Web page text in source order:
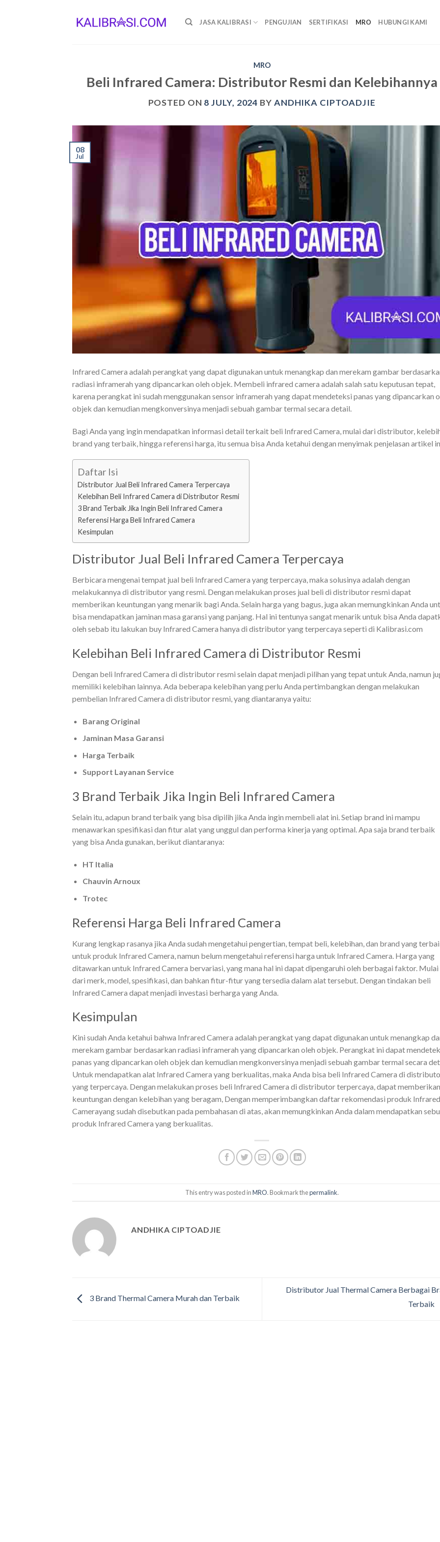
JASA KALIBRASI PENGUJIAN SERTIFIKASI MRO HUBUNGI KAMI
MRO
Beli Infrared Camera: Distributor Resmi dan Kelebihannya
POSTED ON 8 JULY, 2024 BY ANDHIKA CIPTOADJIE
08
Jul
Infrared Camera adalah perangkat yang dapat digunakan untuk menangkap dan merekam gambar
radiasi inframerah yang dipancarkan oleh objek. Membeli infrared camera adalah salah satu keputusan tepat,
karena perangkat ini sudah menggunakan sensor inframerah yang dapat mendeteksi panas yang dipancarkan
objek dan kemudian mengkonversinya menjadi sebuah gambar termal secara detail.
Bagi Anda yang ingin mendapatkan informasi detail terkait beli Infrared Camera, mulai dari distributor,
brand yang terbaik, hingga referensi harga, itu semua bisa Anda ketahui dengan menyimak penjelasan artikel
Daftar Isi
Distributor Jual Beli Infrared Camera Terpercaya
Kelebihan Beli Infrared Camera di Distributor Resmi
3 Brand Terbaik Jika Ingin Beli Infrared Camera
Referensi Harga Beli Infrared Camera
Kesimpulan
Distributor Jual Beli Infrared Camera Terpercaya
Berbicara mengenai tempat jual beli Infrared Camera yang terpercaya, maka solusinya adalah dengan
melakukannya di distributor yang resmi. Dengan melakukan proses jual beli di distributor resmi dapat
memberikan keuntungan yang menarik bagi Anda. Selain harga yang bagus, juga akan memungkinkan Anda
bisa mendapatkan jaminan masa garansi yang panjang. Hal ini tentunya sangat menarik untuk bisa Anda
oleh sebab itu lakukan buy Infrared Camera hanya di distributor yang terpercaya seperti di Kalibrasi.com
Kelebihan Beli Infrared Camera di Distributor Resmi
Dengan beli Infrared Camera di distributor resmi selain dapat menjadi pilihan yang tepat untuk Anda, namun
memiliki kelebihan lainnya. Ada beberapa kelebihan yang perlu Anda pertimbangkan dengan melakukan
pembelian Infrared Camera di distributor resmi, yang diantaranya yaitu:
Barang Original
Jaminan Masa Garansi
Harga Terbaik
Support Layanan Service
3 Brand Terbaik Jika Ingin Beli Infrared Camera
Selain itu, adapun brand terbaik yang bisa dipilih jika Anda ingin membeli alat ini. Setiap brand ini mampu
menawarkan spesifikasi dan fitur alat yang unggul dan performa kinerja yang optimal. Apa saja brand terbaik
yang bisa Anda gunakan, berikut diantaranya:
HT Italia
Chauvin Arnoux
Trotec
Referensi Harga Beli Infrared Camera
Kurang lengkap rasanya jika Anda sudah mengetahui pengertian, tempat beli, kelebihan, dan brand yang
untuk produk Infrared Camera, namun belum mengetahui referensi harga untuk Infrared Camera. Harga yang
ditawarkan untuk Infrared Camera bervariasi, yang mana hal ini dapat dipengaruhi oleh berbagai faktor. Mulai
dari merk, model, spesifikasi, dan bahkan fitur-fitur yang tersedia dalam alat tersebut. Dengan tindakan beli
Infrared Camera dapat menjadi investasi berharga yang Anda.
Kesimpulan
Kini sudah Anda ketahui bahwa Infrared Camera adalah perangkat yang dapat digunakan untuk menangkap
merekam gambar berdasarkan radiasi inframerah yang dipancarkan oleh objek. Perangkat ini dapat
panas yang dipancarkan oleh objek dan kemudian mengkonversinya menjadi sebuah gambar termal secara
Untuk mendapatkan alat Infrared Camera yang berkualitas, maka Anda bisa beli Infrared Camera di
yang terpercaya. Dengan melakukan proses beli Infrared Camera di distributor terpercaya, dapat memberikan
keuntungan dengan kelebihan yang beragam, Dengan memperimbangkan daftar rekomendasi produk Infrared
Camerayang sudah disebutkan pada pembahasan di atas, akan memungkinkan Anda dalam mendapatkan
produk Infrared Camera yang berkualitas.
This entry was posted inMRO. Bookmark thepermalink.
ANDHIKA CIPTOADJIE
3 Brand Thermal Camera Murah dan Terbaik
Distributor Jual Thermal Camera Berbagai
Terbaik